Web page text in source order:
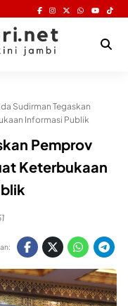
Sudirman Tegaskan
Informasi Publik
Pemprov
Keterbukaan